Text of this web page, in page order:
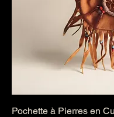
Pochette à Pierres en